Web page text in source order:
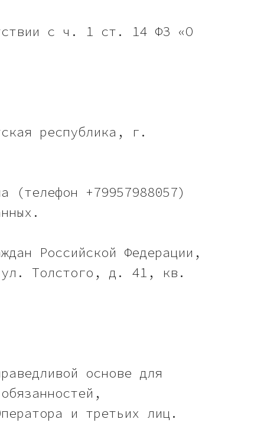
с ч. 1 ст. 14 ФЗ «О
республика, г.
(телефон +79957988057)
Российской Федерации,
ул. Толстого, д. 41, кв.
основе для
и третьих лиц.